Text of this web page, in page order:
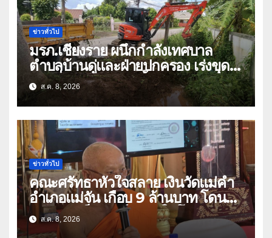
ข่าวทั่วไป
มรภ.เชียงราย ผนึกกำลังเทศบาล
ตำบลบ้านดู่และฝ่ายปกครอง เร่งขุด
ลอกสิ่งกีดขวางทางน้ำ ป้องกันและลด
ปัญหาน้ำท่วม
ส.ค. 8, 2026
ข่าวทั่วไป
คณะศรัทธาหัวใจสลาย เงินวัดแม่คำ
อำเภอแม่จัน เกือบ 9 ล้านบาท โดน
แก๊งคอลเซ็นเตอร์หลอกให้โอนข้ามปีก
ว่า 66 บัญชี
ส.ค. 8, 2026